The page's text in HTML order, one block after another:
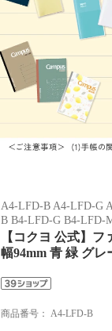
A4-LFD-B A4-LFD-G
B B4-LFD-G B4-LFD-
【コクヨ 公式】
幅94mm 青 緑 グ
商品番号： A4-LFD-B